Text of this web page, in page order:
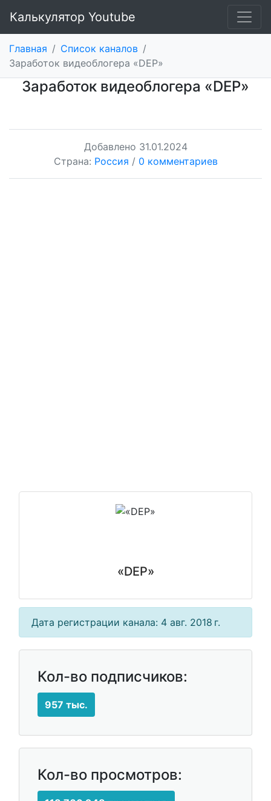
Калькулятор Youtube
Главная / Список каналов /
Заработок видеоблогера «DEP»
Заработок видеоблогера «DEP»
Добавлено 31.01.2024
Страна: Россия / 0 комментариев
«DEP»
Дата регистрации канала: 4 авг. 2018 г.
Кол-во подписчиков:
957 тыс.
Кол-во просмотров: